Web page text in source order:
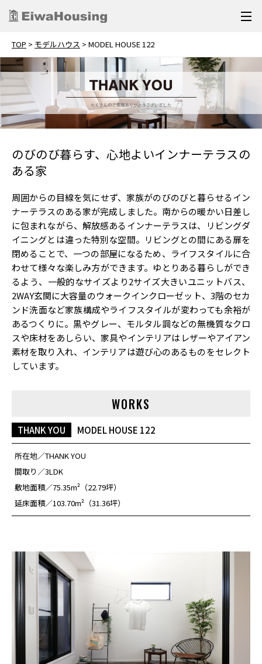
TOP > モデルハウス > MODEL HOUSE 122
のびのび暮らす、心地よいインナーテラスの
ある家
周囲からの目線を気にせず、家族がのびのびと暮らせるイン
ナーテラスのある家が完成しました。南からの暖かい日差し
に包まれながら、解放感あるインナーテラスは、リビングダ
イニングとは違った特別な空間。リビングとの間にある扉を
閉めることで、一つの部屋になるため、ライフスタイルに合
わせて様々な楽しみ方ができます。ゆとりある暮らしができ
るよう、一般的なサイズより2サイズ大きいユニットバス、
2WAY玄関に大容量のウォークインクローゼット、3階のセカ
ンド洗面など家族構成やライフスタイルが変わっても余裕が
あるつくりに。黒やグレー、モルタル調などの無機質なクロ
スや床材をあしらい、家具やインテリアはレザーやアイアン
素材を取り入れ、インテリアは遊び心のあるものをセレクト
しています。
WORKS
THANK YOU MODEL HOUSE 122
所在地
THANK YOU
間取り
3LDK
敷地面積
75.35m²（22.79坪）
延床面積
103.70m²（31.36坪）